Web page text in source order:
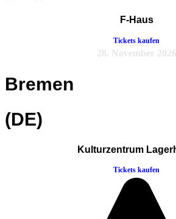
F-Haus
Tickets kaufen
28. November 2026
Bremen
(DE)
Kulturzentrum
Tickets kaufen